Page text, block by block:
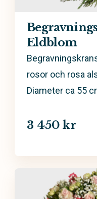
Eldblom
rosor och rosa
Diameter ca 55
3 450 kr